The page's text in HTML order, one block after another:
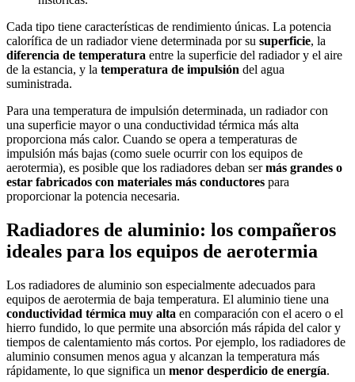
Cada tipo tiene características de rendimiento únicas. La potencia
calorífica de un radiador viene determinada por su superficie, la
diferencia de temperatura entre la superficie del radiador y el aire
de la estancia, y la temperatura de impulsión del agua
suministrada.
Para una temperatura de impulsión determinada, un radiador con
una superficie mayor o una conductividad térmica más alta
proporciona más calor. Cuando se opera a temperaturas de
impulsión más bajas (como suele ocurrir con los equipos de
aerotermia), es posible que los radiadores deban sermás grandes o
estar fabricados con materiales más conductores para
proporcionar la potencia necesaria.
Radiadores de aluminio: los compañeros
ideales para los equipos de aerotermia
Los radiadores de aluminio son especialmente adecuados para
equipos de aerotermia de baja temperatura. El aluminio tiene una
conductividad térmica muy alta en comparación con el acero o el
hierro fundido, lo que permite una absorción más rápida del calor y
tiempos de calentamiento más cortos. Por ejemplo, los radiadores de
aluminio consumen menos agua y alcanzan la temperatura más
rápidamente, lo que significa un menor desperdicio de energía.